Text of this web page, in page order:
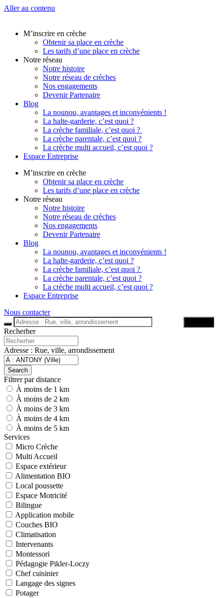
Aller au contenu
M’inscrire en crèche
Obtenir sa place en crèche
Les tarifs d’une place en crèche
Notre réseau
Notre histoire
Notre réseau de crèches
Nos engagements
Devenir Partenaire
Blog
La nounou, avantages et inconvénients !
La halte-garderie, c’est quoi ?
La crèche familiale, c’est quoi ?
La crèche parentale, c’est quoi ?
La crèche multi accueil, c’est quoi ?
Espace Entreprise
M’inscrire en crèche
Obtenir sa place en crèche
Les tarifs d’une place en crèche
Notre réseau
Notre histoire
Notre réseau de crèches
Nos engagements
Devenir Partenaire
Blog
La nounou, avantages et inconvénients !
La halte-garderie, c’est quoi ?
La crèche familiale, c’est quoi ?
La crèche parentale, c’est quoi ?
La crèche multi accueil, c’est quoi ?
Espace Entreprise
Nous contacter
Recherher
Adresse : Rue, ville, arrondissement
Search
Filtrer par distance
À moins de 1 km
À moins de 2 km
À moins de 3 km
À moins de 4 km
À moins de 5 km
Services
Micro Crèche
Multi Accueil
Espace extérieur
Alimentation BIO
Local poussette
Espace Motricité
Bilingue
Application mobile
Couches BIO
Climatisation
Intervenants
Montessori
Pédagogie Pikler-Loczy
Chef cuisinier
Langage des signes
Potager